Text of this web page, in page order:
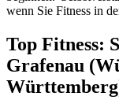
wenn Sie Fitness in
Top Fitness:
Grafenau